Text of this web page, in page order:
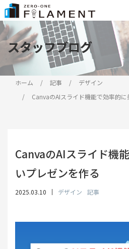
スタッフブログ
スタッフブログ
ホーム 記事
デザイン
CanvaのAIスライド機能で効率的
CanvaのAIスライド機
いプレゼンを作る
2025.03.10 デザイン 記事